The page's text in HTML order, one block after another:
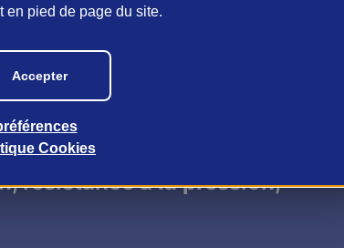
de règle. On peut commencer
très bons joueurs et les
ce que nous faisons.
il aussi des traits de
grands joueurs et grandes
résistance à la pression,
en pied de page du site.
Accepter
Cookies